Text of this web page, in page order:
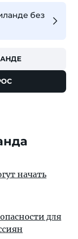
без
начать
для